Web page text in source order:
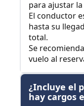
para ajustar
El conductor
hasta su
total.
Se
vuelo al
¿Incluye el
hay cargos